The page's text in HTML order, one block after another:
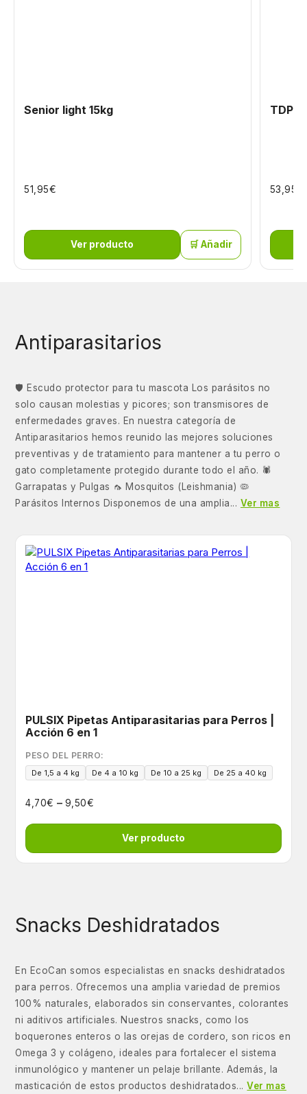
Senior light 15kg
51,95€
Ver producto 🛒 Añadir
TDP
53,95
Antiparasitarios
🛡️ Escudo protector para tu mascota Los parásitos no
solo causan molestias y picores; son transmisores de
enfermedades graves. En nuestra categoría de
Antiparasitarios hemos reunido las mejores soluciones
preventivas y de tratamiento para mantener a tu perro o
gato completamente protegido durante todo el año. 🕷️
Garrapatas y Pulgas 🦟 Mosquitos (Leishmania) 🦠
Parásitos Internos Disponemos de una amplia... Ver mas
PULSIX Pipetas Antiparasitarias para Perros |
Acción 6 en 1
PESO DEL PERRO:
De 1,5 a 4 kg De 4 a 10 kg De 10 a 25 kg De 25 a 40 kg
4,70€ – 9,50€
Ver producto
Snacks Deshidratados
En EcoCan somos especialistas en snacks deshidratados
para perros. Ofrecemos una amplia variedad de premios
100% naturales, elaborados sin conservantes, colorantes
ni aditivos artificiales. Nuestros snacks, como los
boquerones enteros o las orejas de cordero, son ricos en
Omega 3 y colágeno, ideales para fortalecer el sistema
inmunológico y mantener un pelaje brillante. Además, la
masticación de estos productos deshidratados...Ver mas